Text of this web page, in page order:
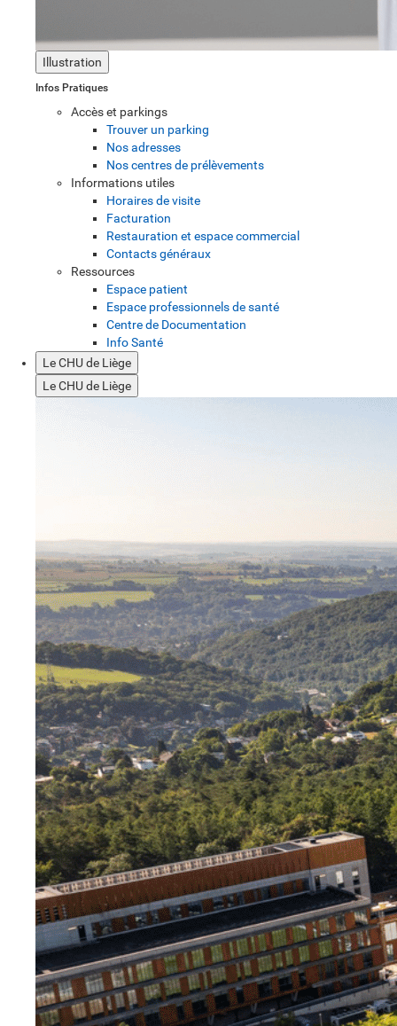
Illustration
Infos Pratiques
Accès et parkings
Trouver un parking
Nos adresses
Nos centres de prélèvements
Informations utiles
Horaires de visite
Facturation
Restauration et espace commercial
Contacts généraux
Ressources
Espace patient
Espace professionnels de santé
Centre de Documentation
Info Santé
Le CHU de Liège
Le CHU de Liège